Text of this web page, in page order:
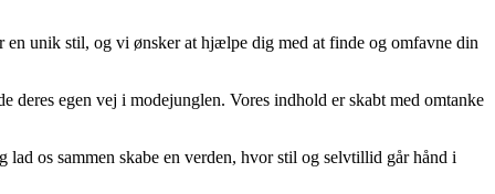
en unik stil, og vi ønsker at hjælpe dig med at finde og omfavne din
deres egen vej i modejunglen. Vores indhold er skabt med omtanke
os sammen skabe en verden, hvor stil og selvtillid går hånd i